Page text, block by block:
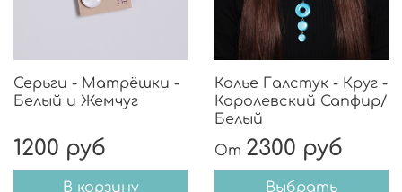
Серьги - Матрёшки -
Белый и Жемчуг
1200 руб
В корзину
Колье Галстук - Круг -
Королевский Сапфир/
Белый
От 2300 руб
Выбрать